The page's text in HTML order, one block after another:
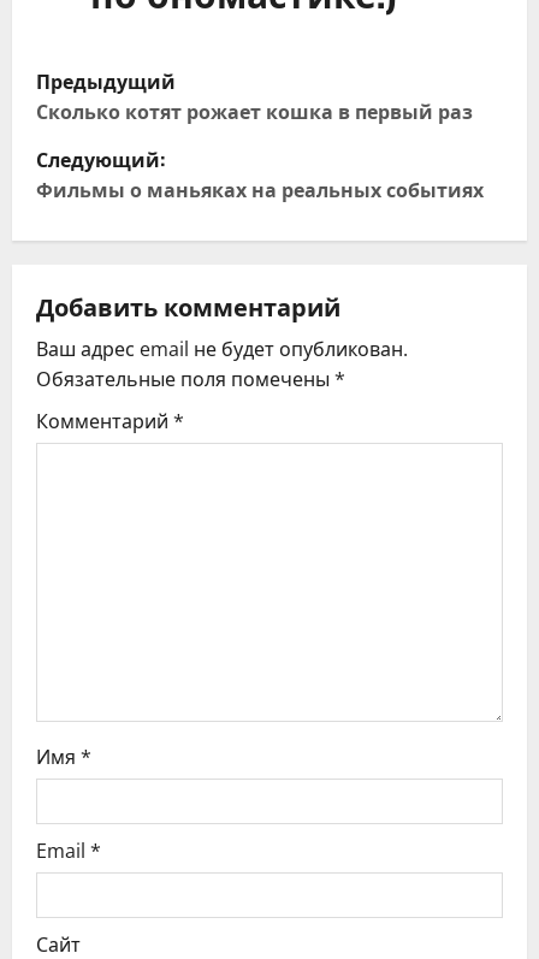
Н
а
в
а
ц
и
п
и
с
я
м
Предыдущий
Сколько котят рожает кошка в первый раз
Следующий:
Фильмы о маньяках на реальных событиях
Добавить комментарий
Ваш адрес email не будет опубликован.
Обязательные поля помечены *
Комментарий *
Имя *
Email *
Сайт